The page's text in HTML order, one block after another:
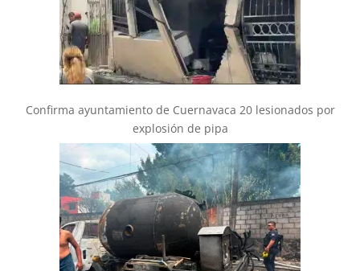
Confirma ayuntamiento de Cuernavaca 20 lesionados por
explosión de pipa